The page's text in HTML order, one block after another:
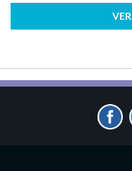
VER